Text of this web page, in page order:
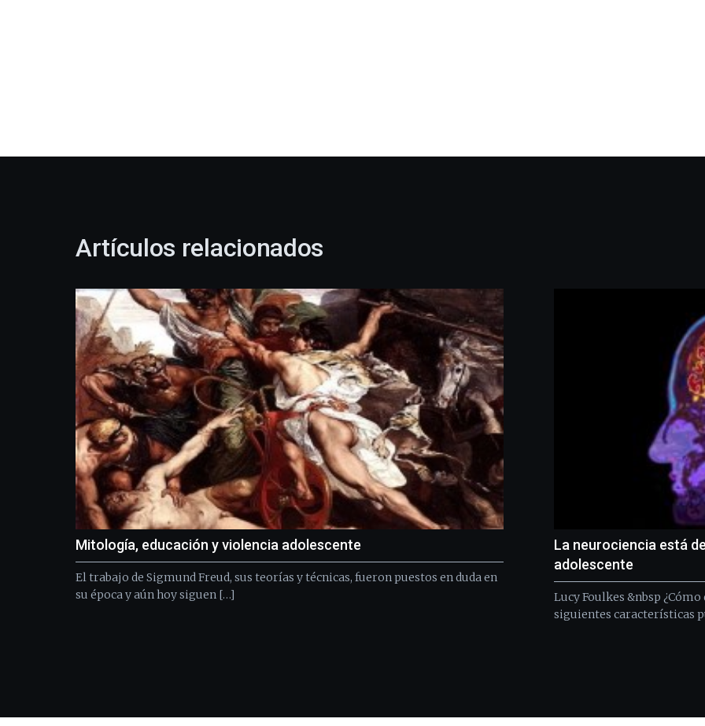
Artículos relacionados
Mitología, educación y violencia adolescente
El trabajo de Sigmund Freud, sus teorías y técnicas, fueron puestos en duda en
su época y aún hoy siguen […]
La neurociencia está
adolescente
Lucy Foulkes &nbsp
siguientes características